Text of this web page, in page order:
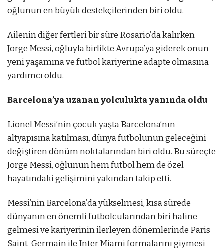
oğlunun en büyük destekçilerinden biri oldu.
Ailenin diğer fertleri bir süre Rosario’da kalırken
Jorge Messi, oğluyla birlikte Avrupa’ya giderek onun
yeni yaşamına ve futbol kariyerine adapte olmasına
yardımcı oldu.
Barcelona’ya uzanan yolculukta yanında oldu
Lionel Messi’nin çocuk yaşta Barcelona’nın
altyapısına katılması, dünya futbolunun geleceğini
değiştiren dönüm noktalarından biri oldu. Bu süreçte
Jorge Messi, oğlunun hem futbol hem de özel
hayatındaki gelişimini yakından takip etti.
Messi’nin Barcelona’da yükselmesi, kısa sürede
dünyanın en önemli futbolcularından biri haline
gelmesi ve kariyerinin ilerleyen dönemlerinde Paris
Saint-Germain ile Inter Miami formalarını giymesi